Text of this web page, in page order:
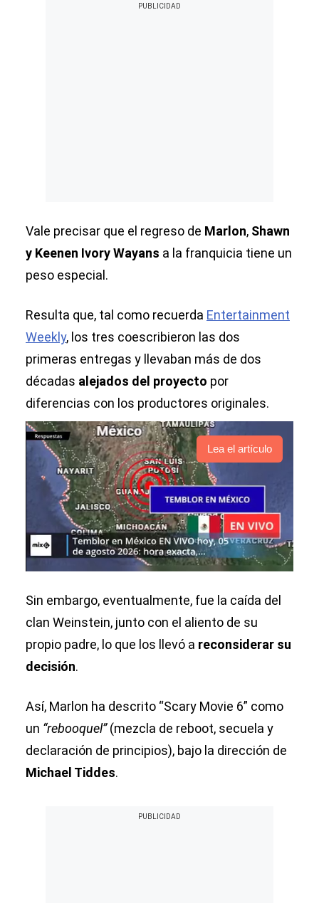
Vale precisar que el regreso de Marlon, Shawn
y Keenen Ivory Wayans a la franquicia tiene un
peso especial.
Resulta que, tal como recuerda Entertainment
Weekly, los tres coescribieron las dos
primeras entregas y llevaban más de dos
décadas alejados del proyecto por
diferencias con los productores originales.
Lea el artículo
Sin embargo, eventualmente, fue la caída del
clan Weinstein, junto con el aliento de su
propio padre, lo que los llevó a reconsiderar su
decisión.
Así, Marlon ha descrito “Scary Movie 6” como
un “rebooquel”(mezcla de reboot, secuela y
declaración de principios), bajo la dirección de
Michael Tiddes.